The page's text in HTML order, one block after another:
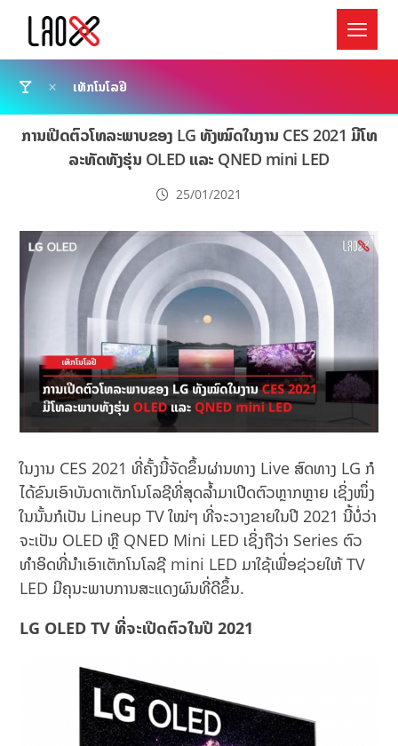
ເທັກໂນໂລຢີ
ການເປີດຕົວໂທລະພາບຂອງ LG ທັງໝົດໃນງານ CES 2021 ມີໂທ
ລະທັດທັງຮຸ່ນ OLED ແລະ QNED mini LED
25/01/2021
ໃນງານ CES 2021 ທີ່ຄັ້ງນີ້ຈັດຂຶ້ນຜ່ານທາງ Live ສົດທາງ LG ກໍ
ໄດ້ຂົນເອົາບັນດາເຕັກໂນໂລຊີທີ່ສຸດລ້ຳມາເປີດຕົວຫຼາກຫຼາຍ ເຊິ່ງໜຶ່ງ
ໃນນັ້ນກໍເປັນ Lineup TV ໃໝ່ໆ ທີ່ຈະວາງຂາຍໃນປີ 2021 ນີ້ບໍ່ວ່າ
ຈະເປັນ OLED ຫຼື QNED Mini LED ເຊິ່ງຖືວ່າ Series ຕົວ
ທຳອິດທີ່ນຳເອົາເຕັກໂນໂລຊີ mini LED ມາໃຊ້ເພື່ອຊ່ວຍໃຫ້ TV
LED ມີຄຸນະພາບການສະແດງຜົນທີ່ດີຂຶ້ນ.
LG OLED TV ທີ່ຈະເປີດຕົວໃນປີ 2021